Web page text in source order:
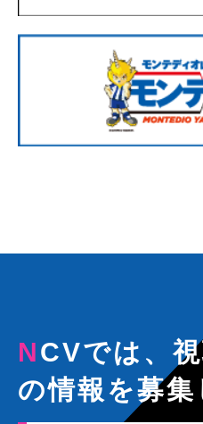
NCVでは、視聴者さまから
の情報を募集